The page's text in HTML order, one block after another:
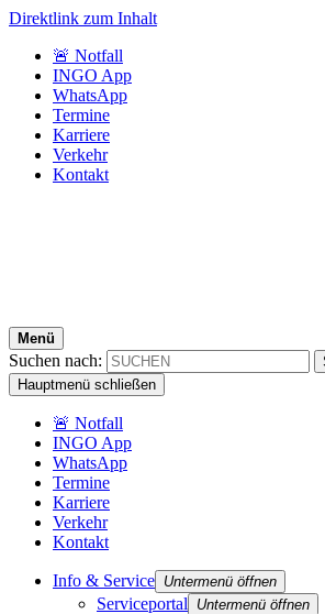
Direktlink zum Inhalt
🚨 Notfall
INGO App
WhatsApp
Termine
Karriere
Verkehr
Kontakt
Menü
Suchen nach:
Hauptmenü schließen
🚨 Notfall
INGO App
WhatsApp
Termine
Karriere
Verkehr
Kontakt
Info & Service Untermenü öffnen
Serviceportal Untermenü öffnen